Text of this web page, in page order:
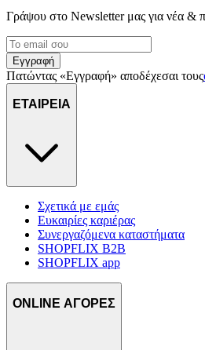
Γράψου στο Νewsletter μας για νέα &
Εγγραφή
Πατώντας «Εγγραφή» αποδέχεσαι τους
ΕΤΑΙΡΕΙΑ
Σχετικά με εμάς
Ευκαιρίες καριέρας
Συνεργαζόμενα καταστήματα
SHOPFLIX B2B
SHOPFLIX app
ONLINE ΑΓΟΡΕΣ